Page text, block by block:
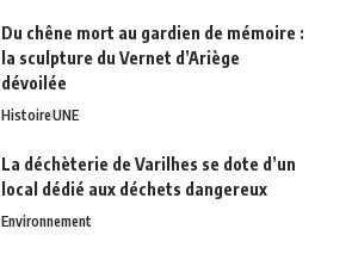
Du chêne mort au gardien de mémoire :
la sculpture du Vernet d’Ariège
dévoilée
HistoireUNE
La déchèterie de Varilhes se dote d’un
local dédié aux déchets dangereux
Environnement